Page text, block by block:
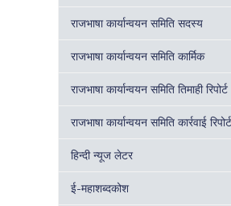
राजभाषा कार्यान्वयन समिति सदस्य
राजभाषा कार्यान्वयन समिति कार्मिक
राजभाषा कार्यान्वयन समिति तिमाही रिपोर्ट
राजभाषा कार्यान्वयन समिति कार्रवाई रिपोर्ट
हिन्दी न्यूज लेटर
ई-महाशब्दकोश